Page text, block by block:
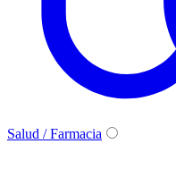
Salud / Farmacia